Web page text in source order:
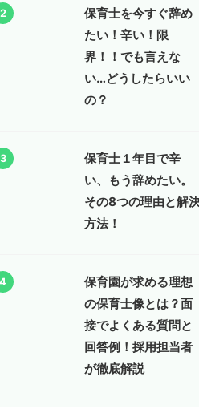
2
保育士を今すぐ辞め
たい！辛い！限
界！！でも言えな
い…どうしたらいい
の？
3
保育士１年目で辛
い、もう辞めたい。
その8つの理由と解
方法！
4
保育園が求める理想
の保育士像とは？面
接でよくある質問と
回答例！採用担当者
が徹底解説